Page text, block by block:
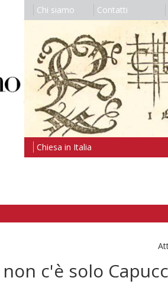
Chi siamo Contatti
Chiesa in Italia
c'è solo